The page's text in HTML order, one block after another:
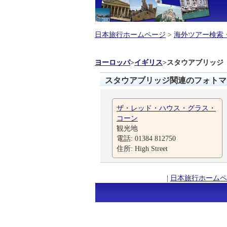
日本旅行ホームページ > 海外ツアー検索
ヨーロッパ>イギリス>スタウアブリッジ
スタウアブリッジ関連のフォト
ザ・レッド・ハウス・グラス・
コーン
観光地
電話: 01384 812750
住所: High Street
| 日本旅行ホーム